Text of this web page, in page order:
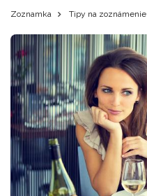
Zoznamka Tipy na zoznámenie